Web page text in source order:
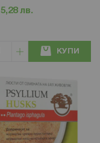
5,28 лв.
КУПИ